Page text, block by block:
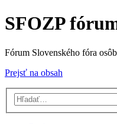
SFOZP
Fórum Slovenského fóra
Prejsť na obsah